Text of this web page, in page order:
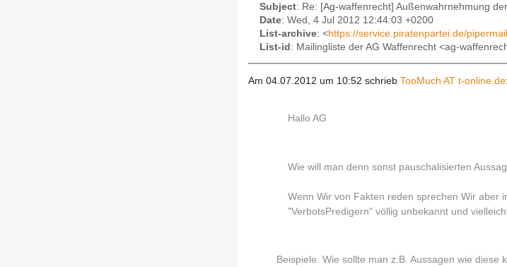
Subject: Re: [Ag-waffenrecht] Außenwahrnehmung
Date: Wed, 4 Jul 2012 12:44:03 +0200
List-archive: <https://service.piratenpartei.de/
List-id : Mailingliste der AG Waffenrecht <ag-
Am 04.07.2012 um 10:52 schrieb TooMuch AT t-online.de:
Hallo AG
Wie will man denn sonst pauschalisierten
Wenn Wir von Fakten reden sprechen Wir aber
"VerbotsPredigern" völlig unbekannt und
Beispiele. Wie sollte man z.B. Aussagen wie diese